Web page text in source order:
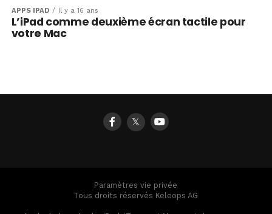
APPS IPAD Il y a 16 ans
L’iPad comme deuxième écran tactile pour
votre Mac
𝕏
Paramètres vie privée
Tous droits réservés Keleops AG